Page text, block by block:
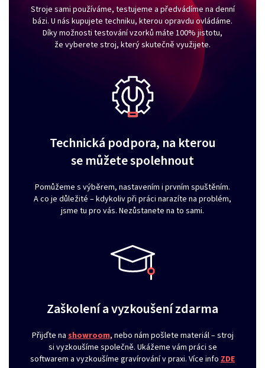
Stroje sami používáme, testujeme a předvádíme na denní
bázi. U nás kupujete techniku, kterou opravdu ovládáme.
Díky možnosti testování vzorků máte 100% jistotu,
že vyberete stroj, který skutečně využijete.
Technická podpora, na kterou
se můžete spolehnout
Pomůžeme s výběrem, nastavením i prvním spuštěním.
A co je důležité – kdykoliv při práci narazíte na problém,
jsme tu pro vás. Nezůstanete na to sami.
Zaškolení a vyzkoušení zdarma
Přijďte na showroom, nebo nám pošlete materiál – stroj
si vyzkoušíme společně. Ukážeme vám práci se
softwarem a vyzkoušíme gravírování v praxi. Více info ZDE